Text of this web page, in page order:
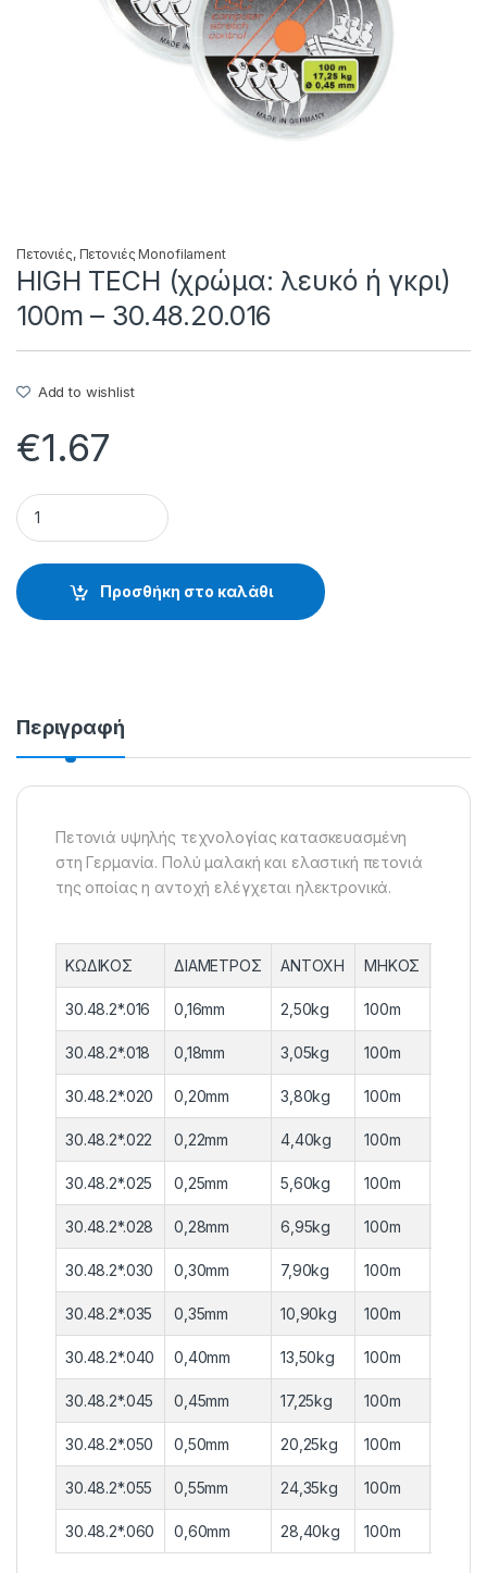
Πετονιές, Πετονιές Monofilament
HIGH TECH (χρώμα: λευκό ή γκρι)
100m – 30.48.20.016
Add to wishlist
€1.67
HIGH TECH (χρώμα: λευκό ή γκρι) 100m - 30.48.20.016
Προσθήκη στο καλάθι
Περιγραφή
Πετονιά υψηλής τεχνολογίας κατασκευασμένη
στη Γερμανία. Πολύ μαλακή και ελαστική πετονιά
της οποίας η αντοχή ελέγχεται ηλεκτρονικά.
ΚΩΔΙΚΟΣ ΔΙΑΜΕΤΡΟΣ ΑΝΤΟΧΗ ΜΗΚΟΣ
30.48.2*.016 0,16mm 2,50kg 100m
30.48.2*.018 0,18mm 3,05kg 100m
30.48.2*.020 0,20mm 3,80kg 100m
30.48.2*.022 0,22mm 4,40kg 100m
30.48.2*.025 0,25mm 5,60kg 100m
30.48.2*.028 0,28mm 6,95kg 100m
30.48.2*.030 0,30mm 7,90kg 100m
30.48.2*.035 0,35mm 10,90kg 100m
30.48.2*.040 0,40mm 13,50kg 100m
30.48.2*.045 0,45mm 17,25kg 100m
30.48.2*.050 0,50mm 20,25kg 100m
30.48.2*.055 0,55mm 24,35kg 100m
30.48.2*.060 0,60mm 28,40kg 100m